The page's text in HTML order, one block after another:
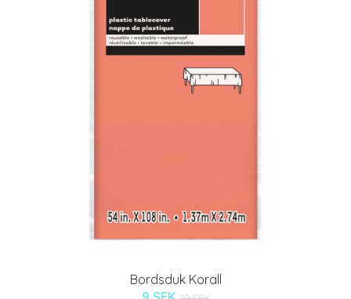
Bordsduk Korall